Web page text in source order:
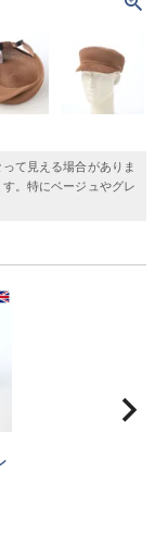
て見える場合がありま
。特にベージュやグレ